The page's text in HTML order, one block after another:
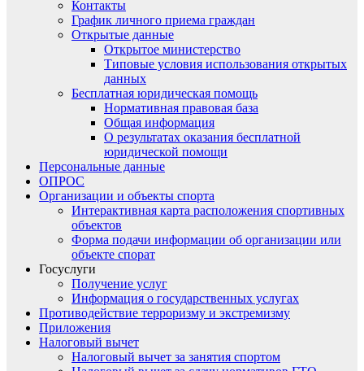
Контакты
График личного приема граждан
Открытые данные
Открытое министерство
Типовые условия использования открытых
данных
Бесплатная юридическая помощь
Нормативная правовая база
Общая информация
О результатах оказания бесплатной
юридической помощи
Персональные данные
ОПРОС
Организации и объекты спорта
Интерактивная карта расположения спортивных
объектов
Форма подачи информации об организации или
объекте спорат
Госуслуги
Получение услуг
Информация о государственных услугах
Противодействие терроризму и экстремизму
Приложения
Налоговый вычет
Налоговый вычет за занятия спортом